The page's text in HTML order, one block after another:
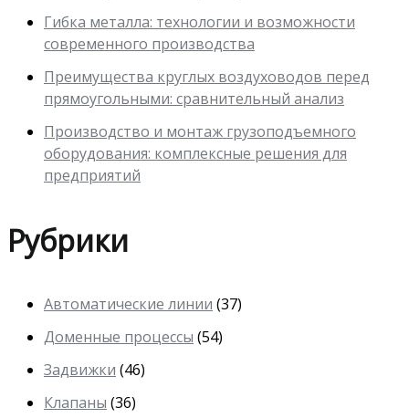
Гибка металла: технологии и возможности
современного производства
Преимущества круглых воздуховодов перед
прямоугольными: сравнительный анализ
Производство и монтаж грузоподъемного
оборудования: комплексные решения для
предприятий
Рубрики
Автоматические линии (37)
Доменные процессы (54)
Задвижки (46)
Клапаны (36)